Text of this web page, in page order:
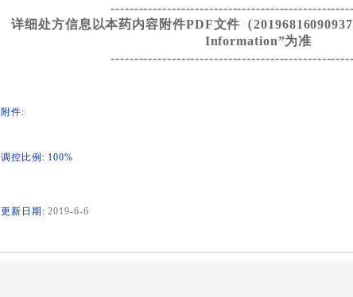
详细处方信息以本药内容附件PDF文件（
Information”为准
附件:
调控比例: 100%
更新日期: 2019-6-6